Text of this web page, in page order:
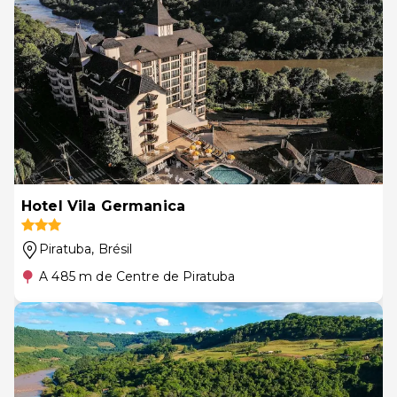
Hotel Vila Germanica
Piratuba, Brésil
A 485 m de Centre de Piratuba